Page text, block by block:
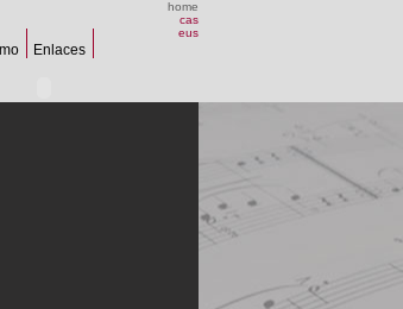
home
cas
eus
Enlaces